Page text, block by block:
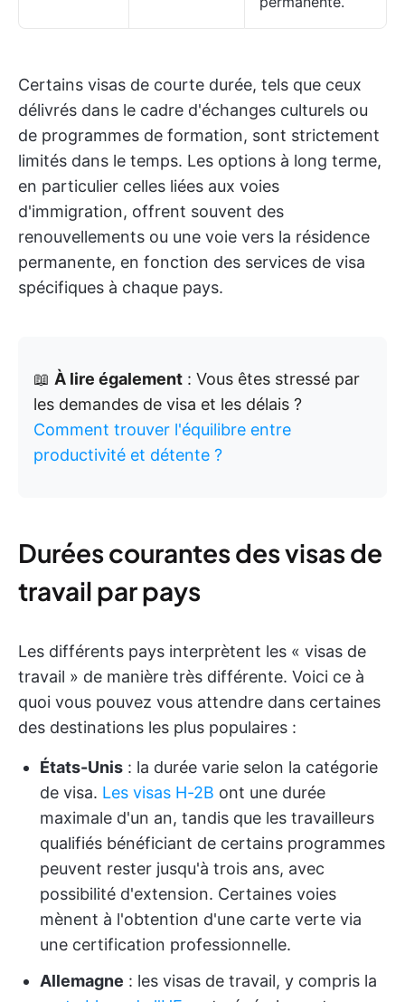
Certains visas de courte durée, tels que ceux
délivrés dans le cadre d'échanges culturels ou
de programmes de formation, sont strictement
limités dans le temps. Les options à long terme,
en particulier celles liées aux voies
d'immigration, offrent souvent des
renouvellements ou une voie vers la résidence
permanente, en fonction des services de visa
spécifiques à chaque pays.
📖 À lire également : Vous êtes stressé par
les demandes de visa et les délais ?
Comment trouver l'équilibre entre
productivité et détente ?
Durées courantes des visas de
travail par pays
Les différents pays interprètent les « visas de
travail » de manière très différente. Voici ce à
quoi vous pouvez vous attendre dans certaines
des destinations les plus populaires :
États-Unis : la durée varie selon la catégorie
de visa. Les visas H-2B ont une durée
maximale d'un an, tandis que les travailleurs
qualifiés bénéficiant de certains programmes
peuvent rester jusqu'à trois ans, avec
possibilité d'extension. Certaines voies
mènent à l'obtention d'une carte verte via
une certification professionnelle.
Allemagne : les visas de travail, y compris la